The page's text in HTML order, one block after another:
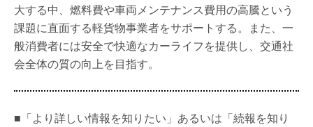
大する中、燃料費や車両メンテナンス費用の高騰という
課題に直面する軽貨物事業者をサポートする。また、一
般消費者には安全で快適なカーライフを提供し、交通社
会全体の質の向上を目指す。
■「より詳しい情報を知りたい」あるいは「続報を知り